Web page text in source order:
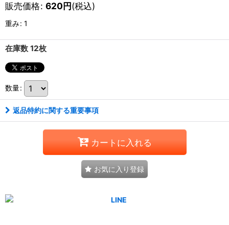
販売価格: 620円(税込)
重み: 1
在庫数 12枚
数量:
返品特約に関する重要事項
カートに入れる
お気に入り登録